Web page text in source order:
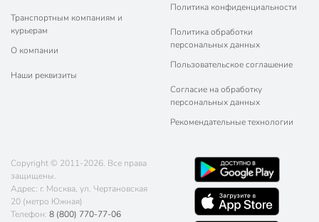
Транспортным компаниям и
курьерам
О компании
Наши реквизиты
Политика конфиденциальности
Политика обработки
персональных данных
Пользовательское соглашение
Согласие на обработку
персональных данных
Рекомендательные технологии
Copyright © 2011-2026. Все права
защищены.
Адрес: г. Москва, ул. Чертановская
20 (метро Южная)
Телефон: 8 (800) 770-77-06